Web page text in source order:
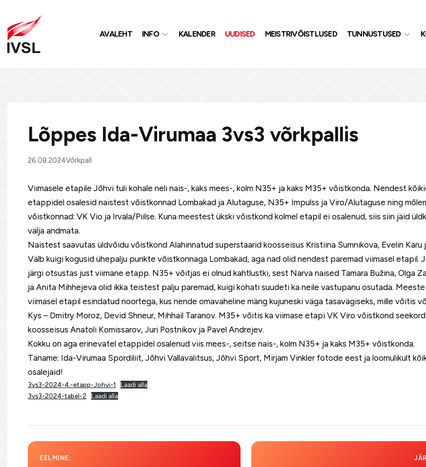
AVALEHT INFO KALENDER UUDISED MEISTRIVÕISTLUSED TUNNUSTUSED
Lõppes Ida-Virumaa 3vs3 võrkpallis
26.08.2024Võrkpall
Viimasele etapile Jõhvi tuli kohale neli nais-, kaks mees-, kolm N35+ ja kaks M35+ võistkonda. Nendest
etappidel osalesid naistest võistkonnad Lombakad ja Alutaguse, N35+ Impulss ja Viro/Alutaguse ning
võistkonnad: VK Vio ja Irvala/Piilse. Kuna meestest ükski võistkond kolmel etapil ei osalenud, siis siin jäid
välja andmata.
Naistest saavutas üldvõidu võistkond Alahinnatud superstaarid koosseisus Kristiina Sumnikova, Evelin
Välb kuigi kogusid ühepalju punkte võistkonnaga Lombakad, aga nad olid nendest paremad viimasel etapil.
järgi otsustas just viimane etapp. N35+ võitjas ei olnud kahtlustki, sest Narva naised Tamara Bužina, Olga
ja Anita Mihhejeva olid ikka teistest palju paremad, kuigi kohati suudeti ka neile vastupanu osutada. Meeste
viimasel etapil esindatud noortega, kus nende omavaheline mäng kujuneski väga tasavägiseks, mille võitis
Kys – Dmitry Moroz, Devid Shneur, Mihhail Taranov. M35+ võitis ka viimase etapi VK Viro võistkond seekord
koosseisus Anatoli Komissarov, Juri Postnikov ja Pavel Andrejev.
Kokku on aga erinevatel etappidel osalenud viis mees-, seitse nais-, kolm N35+ ja kaks M35+ võistkonda.
Täname: Ida-Virumaa Spordiliit, Jõhvi Vallavalitsus, Jõhvi Sport, Mirjam Vinkler fotode eest ja loomulikult
osalejaid!
3vs3-2024-4.-etapp-Johvi-1
Laadi alla
3vs3-2024-tabel-2
Laadi alla
EELMINE: